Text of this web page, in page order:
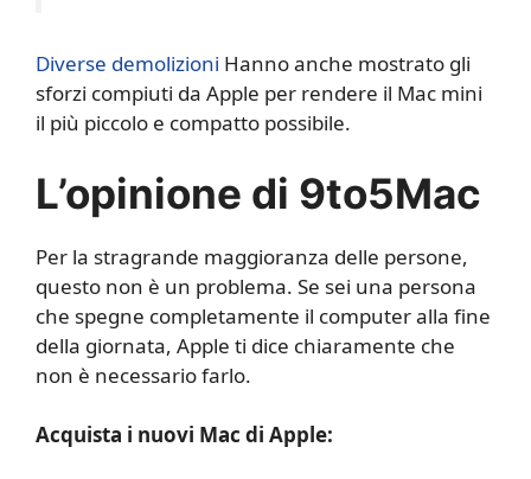
Diverse demolizioni Hanno anche mostrato gli
sforzi compiuti da Apple per rendere il Mac mini
il più piccolo e compatto possibile.
L’opinione di 9to5Mac
Per la stragrande maggioranza delle persone,
questo non è un problema. Se sei una persona
che spegne completamente il computer alla fine
della giornata, Apple ti dice chiaramente che
non è necessario farlo.
Acquista i nuovi Mac di Apple: